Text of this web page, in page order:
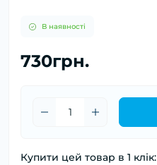
В наявності
730грн.
Купити цей товар в 1 клік: